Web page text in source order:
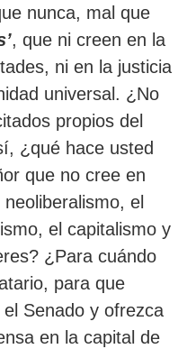
nunca, mal que
, que ni creen en la
ni en la justicia
universal. ¿No
propios del
¿qué hace usted
que no cree en
el
el capitalismo y
¿Para cuándo
para que
Senado y ofrezca
en la capital de